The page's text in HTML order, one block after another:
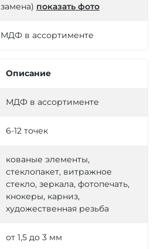
замена) показать фото
МДФ в ассортименте
Описание
МДФ в ассортименте
6-12 точек
кованые элементы,
стеклопакет, витражное
стекло, зеркала, фотопечать,
кнокеры, карниз,
художественная резьба
от 1,5 до 3 мм